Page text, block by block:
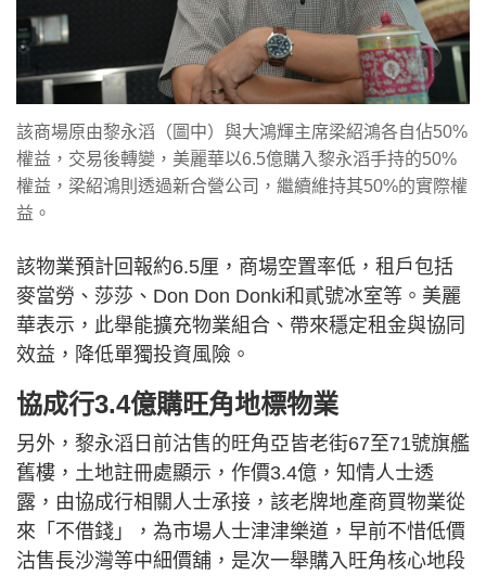
該商場原由黎永滔（圖中）與大鴻輝主席梁紹鴻各自佔50%
權益，交易後轉變，美麗華以6.5億購入黎永滔手持的50%
權益，梁紹鴻則透過新合營公司，繼續維持其50%的實際權
益。
該物業預計回報約6.5厘，商場空置率低，租戶包括
麥當勞、莎莎、Don Don Donki和貳號冰室等。美麗
華表示，此舉能擴充物業組合、帶來穩定租金與協同
效益，降低單獨投資風險。
協成行3.4億購旺角地標物業
另外，黎永滔日前沽售的旺角亞皆老街67至71號旗艦
舊樓，土地註冊處顯示，作價3.4億，知情人士透
露，由協成行相關人士承接，該老牌地產商買物業從
來「不借錢」，為市場人士津津樂道，早前不惜低價
沽售長沙灣等中細價舖，是次一舉購入旺角核心地段